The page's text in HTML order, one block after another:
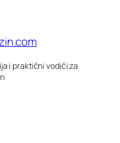
i praktični vodiči za